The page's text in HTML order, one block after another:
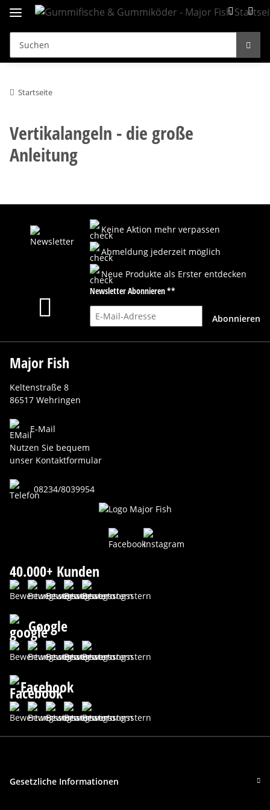
Startseite
Vertikalangeln - die große
Anleitung
Keine Aktion mehr verpassen
Abmeldung jederzeit möglich
Neue Produkte als Erster entdecken
Newsletter Abonnieren **
E-Mail-Adresse
Abonnieren
Major Fish
Keltenstraße 8
86517 Wehringen
E-Mail
Nutzen Sie bequem
unser Kontaktformular
08234/8039954
40.000+ Kunden
Google
Facebook
Gesetzliche Informationen